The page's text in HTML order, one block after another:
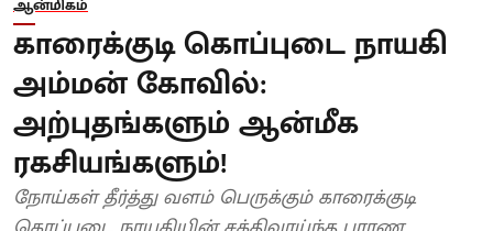
ஆன்மிகம்
காரைக்குடி கொப்புடை நாயகி
அம்மன் கோவில்:
அற்புதங்களும் ஆன்மீக
ரகசியங்களும்!
நோய்கள் தீர்த்து வளம் பெருக்கும் காரைக்குடி